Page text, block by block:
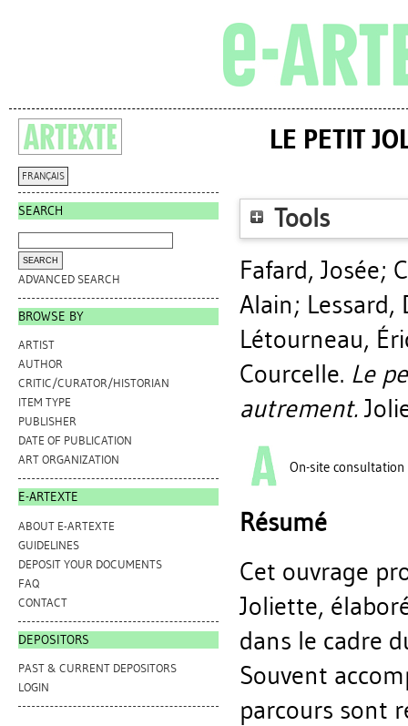
FRANÇAIS
SEARCH
ADVANCED SEARCH
BROWSE BY
ARTIST
AUTHOR
CRITIC/CURATOR/HISTORIAN
ITEM TYPE
PUBLISHER
DATE OF PUBLICATION
ART ORGANIZATION
E-ARTEXTE
ABOUT E-ARTEXTE
GUIDELINES
DEPOSIT YOUR DOCUMENTS
FAQ
CONTACT
DEPOSITORS
PAST & CURRENT DEPOSITORS
LOGIN
LE PETIT
Tools
Fafard, Josée;
Alain; Lessard,
Létourneau,
Courcelle. Le
autrement.
On-site consultation
Résumé
Cet ouvrage
Joliette,
dans le cadre
Souvent
parcours sont